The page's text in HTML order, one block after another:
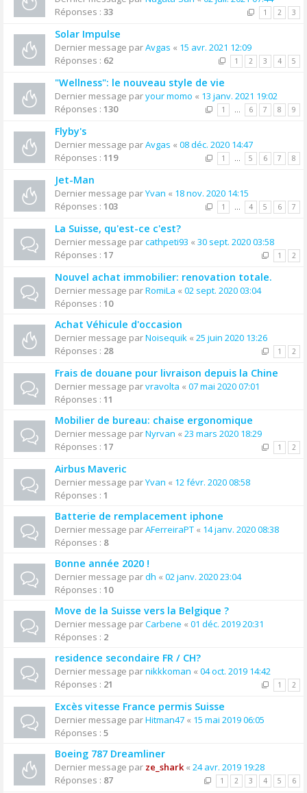
Réponses : 33 1 2 3
Solar Impulse
Dernier message parAvgas « 15 avr. 2021 12:09
Réponses : 62 1 2 3 4 5
"Wellness": le nouveau style de vie
Dernier message paryour momo « 13 janv. 2021 19:02
Réponses : 130 1 … 6 7 8 9
Flyby's
Dernier message parAvgas « 08 déc. 2020 14:47
Réponses : 119 1 … 5 6 7 8
Jet-Man
Dernier message parYvan « 18 nov. 2020 14:15
Réponses : 103 1 … 4 5 6 7
La Suisse, qu'est-ce c'est?
Dernier message parcathpeti93 « 30 sept. 2020 03:58
Réponses : 17 1 2
Nouvel achat immobilier: renovation totale.
Dernier message parRomiLa « 02 sept. 2020 03:04
Réponses : 10
Achat Véhicule d'occasion
Dernier message parNoisequik « 25 juin 2020 13:26
Réponses : 28 1 2
Frais de douane pour livraison depuis la Chine
Dernier message parvravolta « 07 mai 2020 07:01
Réponses : 11
Mobilier de bureau: chaise ergonomique
Dernier message parNyrvan « 23 mars 2020 18:29
Réponses : 17 1 2
Airbus Maveric
Dernier message parYvan « 12 févr. 2020 08:58
Réponses : 1
Batterie de remplacement iphone
Dernier message parAFerreiraPT « 14 janv. 2020 08:38
Réponses : 8
Bonne année 2020 !
Dernier message pardh « 02 janv. 2020 23:04
Réponses : 10
Move de la Suisse vers la Belgique ?
Dernier message parCarbene « 01 déc. 2019 20:31
Réponses : 2
residence secondaire FR / CH?
Dernier message parnikkkoman « 04 oct. 2019 14:42
Réponses : 21 1 2
Excès vitesse France permis Suisse
Dernier message parHitman47 « 15 mai 2019 06:05
Réponses : 5
Boeing 787 Dreamliner
Dernier message par ze_shark« 24 avr. 2019 19:28
Réponses : 87 1 2 3 4 5 6